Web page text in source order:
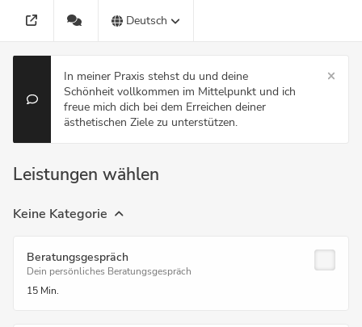
Deutsch
In meiner Praxis stehst du und deine
Schönheit vollkommen im Mittelpunkt und ich
freue mich dich bei dem Erreichen deiner
ästhetischen Ziele zu unterstützen.
Leistungen wählen
Keine Kategorie
Beratungsgespräch
Dein persönliches Beratungsgespräch
15 Min.